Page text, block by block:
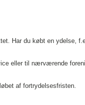
Har du købt en ydelse,
eller til nærværende
af fortrydelsesfristen.